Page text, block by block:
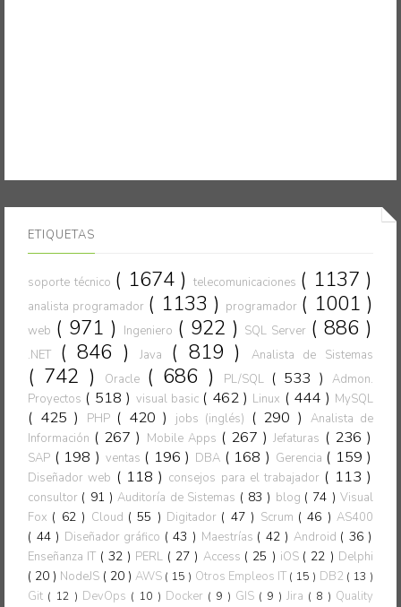
ETIQUETAS
soporte técnico ( 1674 ) telecomunicaciones ( 1137 )
analista programador ( 1133 ) programador ( 1001 )
web ( 971 ) Ingeniero ( 922 ) SQL Server ( 886 )
.NET ( 846 )Java ( 819 ) Analista de Sistemas
( 742 ) Oracle ( 686 ) PL/SQL ( 533 )Admon.
Proyectos ( 518 ) visual basic ( 462 ) Linux ( 444 ) MySQL
( 425 ) PHP ( 420 ) jobs (inglés) ( 290 )
Analista de
Información ( 267 ) Mobile Apps ( 267 )Jefaturas ( 236 )
SAP ( 198 ) ventas ( 196 ) DBA ( 168 ) Gerencia ( 159 )
Diseñador web ( 118 ) consejos para el trabajador ( 113 )
consultor ( 91 )Auditoría de Sistemas ( 83 ) blog ( 74 )Visual
Fox ( 62 ) Cloud ( 55 ) Digitador ( 47 ) Scrum ( 46 ) AS400
( 44 ) Diseñador gráfico ( 43 ) Maestrías ( 42 ) Android ( 36 )
Enseñanza IT ( 32 ) PERL ( 27 ) Access ( 25 ) iOS ( 22 ) Delphi
( 20 ) NodeJS ( 20 )AWS ( 15 ) Otros Empleos IT ( 15 ) DB2 ( 13 )
Git ( 12 ) DevOps ( 10 ) Docker ( 9 ) GIS ( 9 ) Jira ( 8 ) Quality